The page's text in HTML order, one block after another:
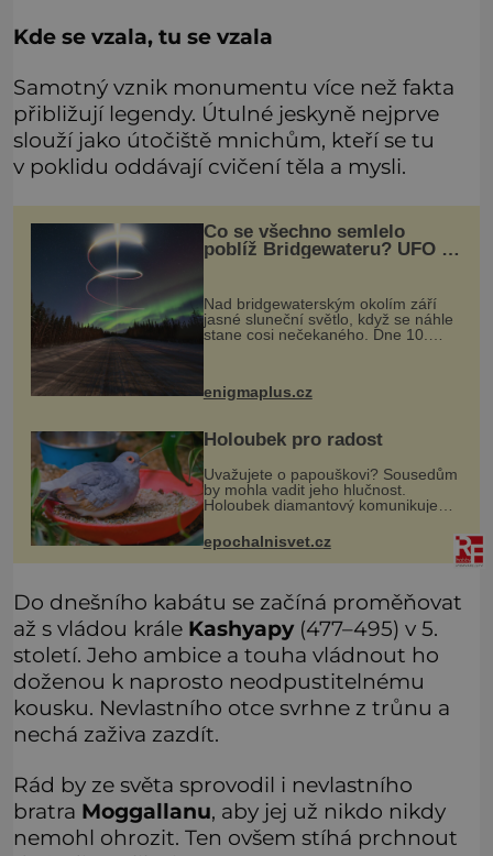
Kde se vzala, tu se vzala
Samotný vznik monumentu více než fakta
přibližují legendy. Útulné jeskyně nejprve
slouží jako útočiště mnichům, kteří se tu
v poklidu oddávají cvičení těla a mysli.
Co se všechno semlelo
poblíž Bridgewateru? UFO na
Nad bridgewaterským okolím září
jasné sluneční světlo, když se náhle
stane cosi nečekaného. Dne 10.
května roku 1760 v deset hodin
přeletu UFO
enigmaplus.cz
Holoubek pro radost
Uvažujete o papouškovi? Sousedům
by mohla vadit jeho hlučnost.
Holoubek diamantový komunikuje
roztomilý a hodí se i pro chovatele
začátečníky. Jedná se o nenároč
epochalnisvet.cz
Do dnešního kabátu se začíná proměňovat
až s vládou krále Kashyapy (477–495) v 5.
století. Jeho ambice a touha vládnout ho
doženou k naprosto neodpustitelnému
kousku. Nevlastního otce svrhne z trůnu a
nechá zaživa zazdít.
Rád by ze světa sprovodil i nevlastního
bratra Moggallanu, aby jej už nikdo nikdy
nemohl ohrozit. Ten ovšem stíhá prchnout